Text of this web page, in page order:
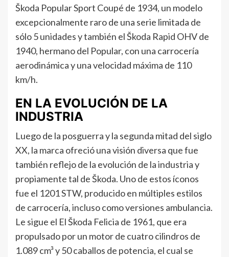
Škoda Popular Sport Coupé de 1934, un modelo
excepcionalmente raro de una serie limitada de
sólo 5 unidades y también el Škoda Rapid OHV de
1940, hermano del Popular, con una carrocería
aerodinámica y una velocidad máxima de 110
km/h.
EN LA EVOLUCIÓN DE LA
INDUSTRIA
Luego de la posguerra y la segunda mitad del siglo
XX, la marca ofreció una visión diversa que fue
también reflejo de la evolución de la industria y
propiamente tal de Škoda. Uno de estos íconos
fue el 1201 STW, producido en múltiples estilos
de carrocería, incluso como versiones ambulancia.
Le sigue el El Škoda Felicia de 1961, que era
propulsado por un motor de cuatro cilindros de
1.089 cm³ y 50 caballos de potencia, el cual se